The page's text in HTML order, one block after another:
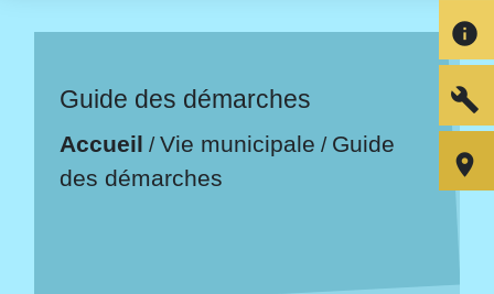
Guide des démarches
Accueil /Vie municipale / Guide
des démarches
info
build
room